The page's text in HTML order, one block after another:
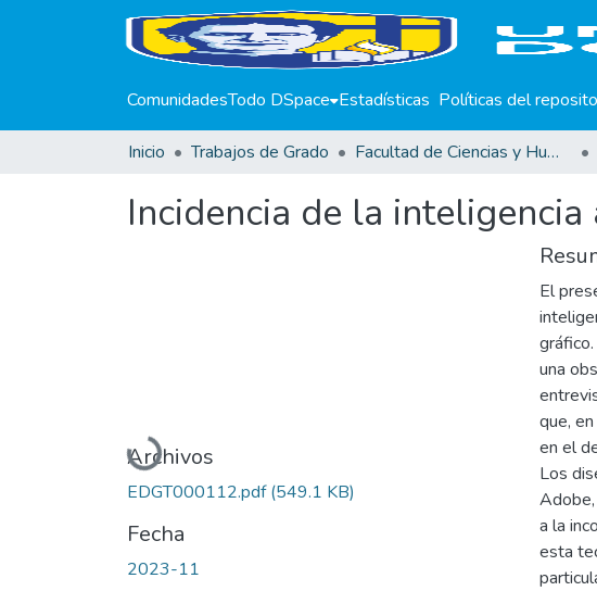
ComunidadesTodo DSpace Estadísticas Políticas del
Inicio Trabajos de Grado Facultad de Ciencias y Humanidades
Incidencia de la
Cargando...
Archivos
EDGT000112.pdf(549.1 KB)
Fecha
2023-11
El
una
que,
en el
Los
a la
esta